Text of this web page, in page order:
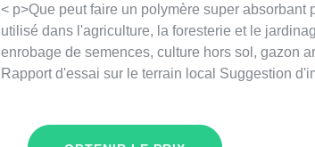
< p>Que peut faire un polymère super
utilisé dans l'agriculture, la foresterie et le
enrobage de semences, culture hors sol, gazon
Rapport d'essai sur le terrain local Suggestion